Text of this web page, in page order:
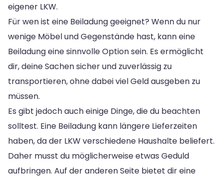
eigener LKW.
Für wen ist eine Beiladung geeignet? Wenn du nur
wenige Möbel und Gegenstände hast, kann eine
Beiladung eine sinnvolle Option sein. Es ermöglicht
dir, deine Sachen sicher und zuverlässig zu
transportieren, ohne dabei viel Geld ausgeben zu
müssen.
Es gibt jedoch auch einige Dinge, die du beachten
solltest. Eine Beiladung kann längere Lieferzeiten
haben, da der LKW verschiedene Haushalte beliefert.
Daher musst du möglicherweise etwas Geduld
aufbringen. Auf der anderen Seite bietet dir eine